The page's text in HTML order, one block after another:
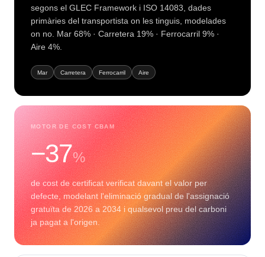
segons el GLEC Framework i ISO 14083, dades
primàries del transportista on les tinguis, modelades
on no. Mar 68% · Carretera 19% · Ferrocarril 9% ·
Aire 4%.
Mar Carretera Ferrocarril Aire
MOTOR DE COST CBAM
−37%
de cost de certificat verificat davant el valor per
defecte, modelant l'eliminació gradual de l'assignació
gratuïta de 2026 a 2034 i qualsevol preu del carboni
ja pagat a l'origen.